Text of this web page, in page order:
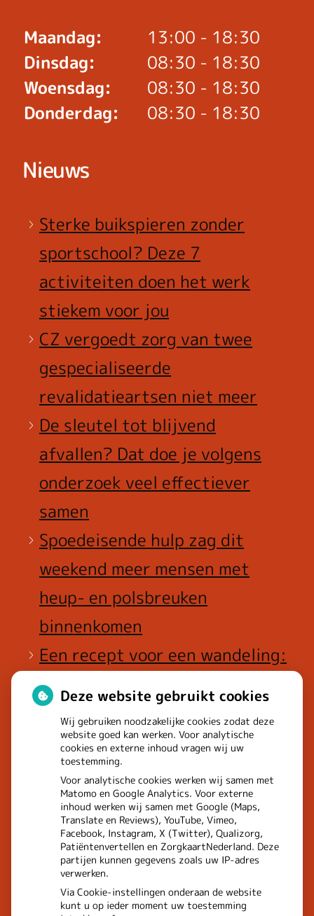
Maandag:
13:00 - 18:30
Dinsdag:
08:30 - 18:30
Woensdag:
08:30 - 18:30
Donderdag:
08:30 - 18:30
Nieuws
Sterke buikspieren zonder
sportschool? Deze 7
activiteiten doen het werk
stiekem voor jou
CZ vergoedt zorg van twee
gespecialiseerde
revalidatieartsen niet meer
De sleutel tot blijvend
afvallen? Dat doe je volgens
onderzoek veel effectiever
samen
Spoedeisende hulp zag dit
weekend meer mensen met
heup- en polsbreuken
binnenkomen
Een recept voor een wandeling:
waarom Erasmus MC patiënten
het park in stuurt
Deze website gebruikt cookies
Wij gebruiken noodzakelijke cookies zodat deze
website goed kan werken. Voor analytische
cookies en externe inhoud vragen wij uw
toestemming.
Voor analytische cookies werken wij samen met
Matomo en Google Analytics. Voor externe
inhoud werken wij samen met Google (Maps,
Translate en Reviews), YouTube, Vimeo,
Facebook, Instagram, X (Twitter), Qualizorg,
Patiëntenvertellen en ZorgkaartNederland. Deze
partijen kunnen gegevens zoals uw IP-adres
verwerken.
Via Cookie-instellingen onderaan de website
kunt u op ieder moment uw toestemming